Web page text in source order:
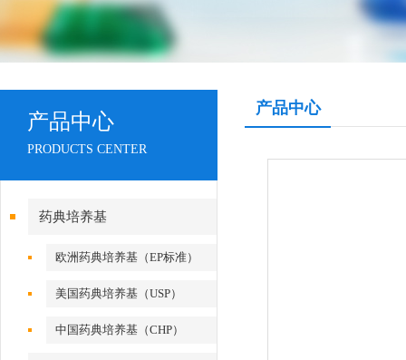
产品中心
PRODUCTS CENTER
药典培养基
欧洲药典培养基（EP标准）
美国药典培养基（USP）
中国药典培养基（CHP）
产品中心